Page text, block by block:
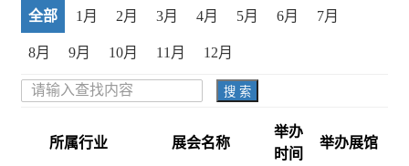
全部 1月 2月 3月 4月 5月 6月 7月
8月 9月 10月 11月 12月
搜 索
所属行业 展会名称
举办
时间
举办展馆